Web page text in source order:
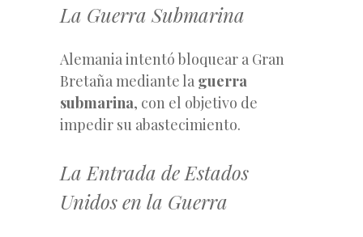
La Guerra Submarina
Alemania intentó bloquear a Gran
Bretaña mediante la guerra
submarina, con el objetivo de
impedir su abastecimiento.
La Entrada de Estados
Unidos en la Guerra